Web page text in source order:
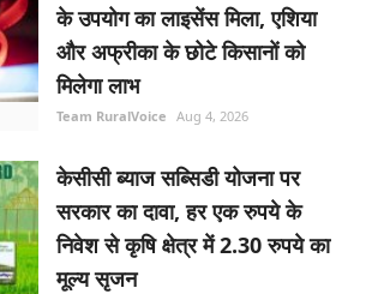
के उपयोग का लाइसेंस मिला, एशिया
और अफ्रीका के छोटे किसानों को
मिलेगा लाभ
Team RuralVoice Aug 4, 2026
केसीसी ब्याज सब्सिडी योजना पर
सरकार का दावा, हर एक रुपये के
निवेश से कृषि क्षेत्र में 2.30 रुपये का
मूल्य सृजन